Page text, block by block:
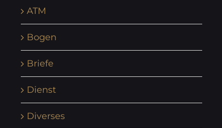
ATM
Bogen
Briefe
Dienst
Diverses